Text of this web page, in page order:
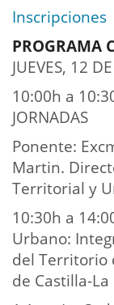
Inscripciones
PROGRAMA
JUEVES, 12
10:00h a
JORNADAS
Ponente:
Martin.
Territorial y
10:30h a
Urbano:
del Territorio
de Castilla-